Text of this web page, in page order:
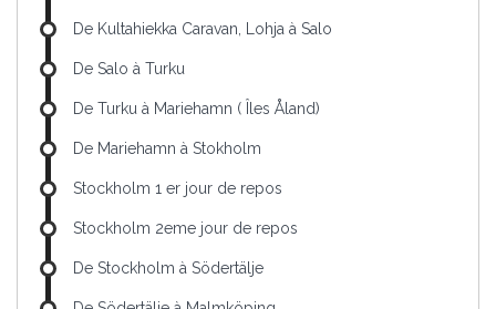
De Kultahiekka Caravan, Lohja à Salo
De Salo à Turku
De Turku à Mariehamn ( Îles Åland)
De Mariehamn à Stokholm
Stockholm 1 er jour de repos
Stockholm 2eme jour de repos
De Stockholm à Södertälje